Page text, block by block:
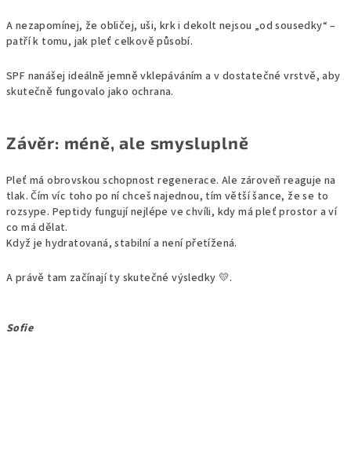
A nezapomínej, že obličej, uši, krk i dekolt nejsou „od sousedky“ –
patří k tomu, jak pleť celkově působí.
SPF nanášej ideálně jemně vklepáváním a v dostatečné vrstvě, aby
skutečně fungovalo jako ochrana.
Závěr: méně, ale smysluplně
Pleť má obrovskou schopnost regenerace. Ale zároveň reaguje na
tlak. Čím víc toho po ní chceš najednou, tím větší šance, že se to
rozsype. Peptidy fungují nejlépe ve chvíli, kdy má pleť prostor a ví
co má dělat.
Když je hydratovaná, stabilní a není přetížená.
A právě tam začínají ty skutečné výsledky 💛.
Sofie